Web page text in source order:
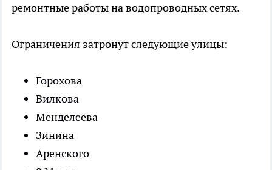
ремонтные работы на водопроводных сетях.
Ограничения затронут следующие улицы:
Горохова
Вилкова
Менделеева
Зинина
Аренского